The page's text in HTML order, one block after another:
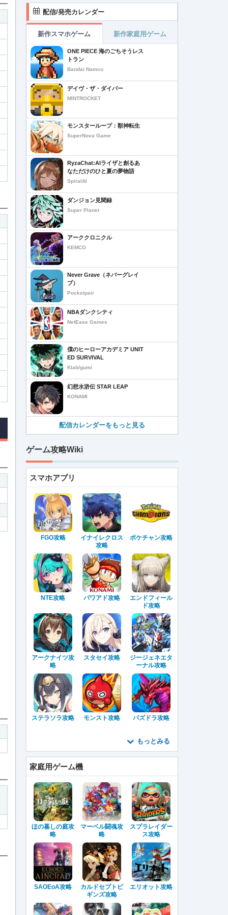
配信/発売カレンダー
新作スマホゲーム 新作家庭用ゲーム
ONE PIECE 海のごちそうレス
トラン
Bandai Namco
デイヴ・ザ・ダイバー
MINTROCKET
モンスターループ：獣神転生
SuperNova Game
RyzaChat:AIライザと創るあ
なただけのひと夏の夢物語
SpiralAI
ダンジョン見聞録
Super Planet
アーククロニクル
KEMCO
Never Grave（ネバーグレイ
ブ）
Pocketpair
NBAダンクシティ
NetEase Games
僕のヒーローアカデミア UNIT
ED SURVIVAL
Klab/gumi
幻想水滸伝 STAR LEAP
KONAMI
配信カレンダーをもっと見る
ゲーム攻略Wiki
スマホアプリ
FGO攻略
イナイレクロス
攻略
ポケチャン攻略
NTE攻略 パワアド攻略
エンドフィール
ド攻略
アークナイツ攻
略
スタセイ攻略
ジージェネエタ
ーナル攻略
ステラソラ攻略 モンスト攻略 パズドラ攻略
もっとみる
家庭用ゲーム機
ほの暮しの庭攻
略
マーベル闘魂攻
略
スプラレイダー
ス攻略
SAOEoA攻略
カルドセプトビ
ギンズ攻略
エリオット攻略